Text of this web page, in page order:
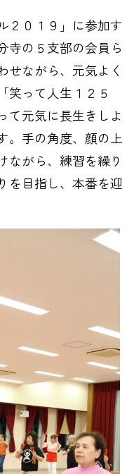
２０１９」に参加す
寺の５支部の会員ら
せながら、元気よく
笑って人生１２５
て元気に長生きしよ
。手の角度、顔の上
ながら、練習を繰り
を目指し、本番を迎